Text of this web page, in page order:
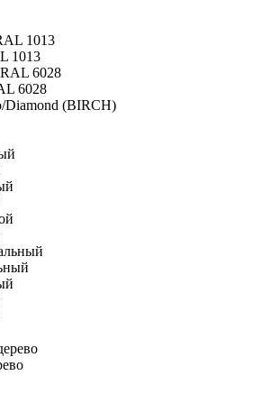
1013
6028
Diamond (BIRCH)